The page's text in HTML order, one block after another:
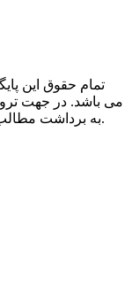
تمام حقوق این
می باشد. در جهت